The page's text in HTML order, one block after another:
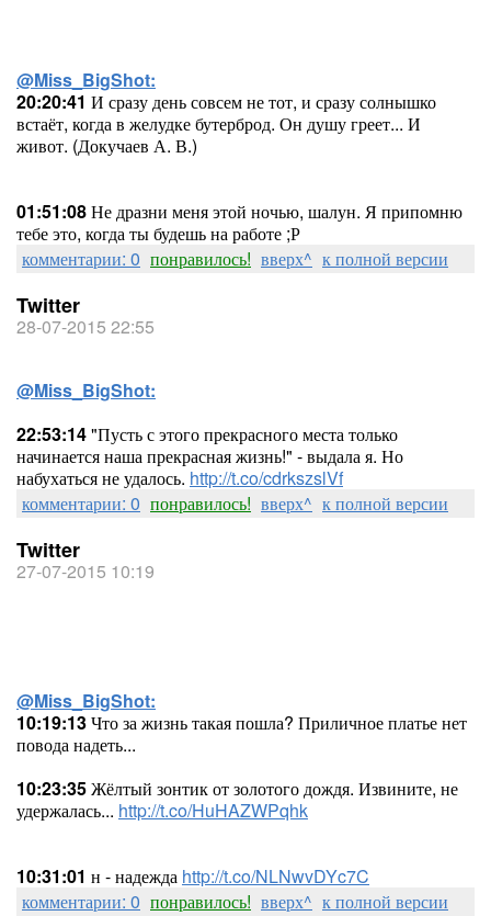
@Miss_BigShot:
20:20:41 И сразу день совсем не тот, и сразу солнышко
встаёт, когда в желудке бутерброд. Он душу греет... И
живот. (Докучаев А. В.)
01:51:08Не дразни меня этой ночью, шалун. Я припомню
тебе это, когда ты будешь на работе ;Р
комментарии: 0 понравилось! вверх^ к полной версии
Twitter
28-07-2015 22:55
@Miss_BigShot:
22:53:14"Пусть с этого прекрасного места только
начинается наша прекрасная жизнь!" - выдала я. Но
набухаться не удалось. http://t.co/cdrkszslVf
комментарии: 0 понравилось! вверх^ к полной версии
Twitter
27-07-2015 10:19
@Miss_BigShot:
10:19:13Что за жизнь такая пошла? Приличное платье нет
повода надеть...
10:23:35Жёлтый зонтик от золотого дождя. Извините, не
удержалась... http://t.co/HuHAZWPqhk
10:31:01 н - надежда http://t.co/NLNwvDYc7C
комментарии: 0 понравилось! вверх^ к полной версии